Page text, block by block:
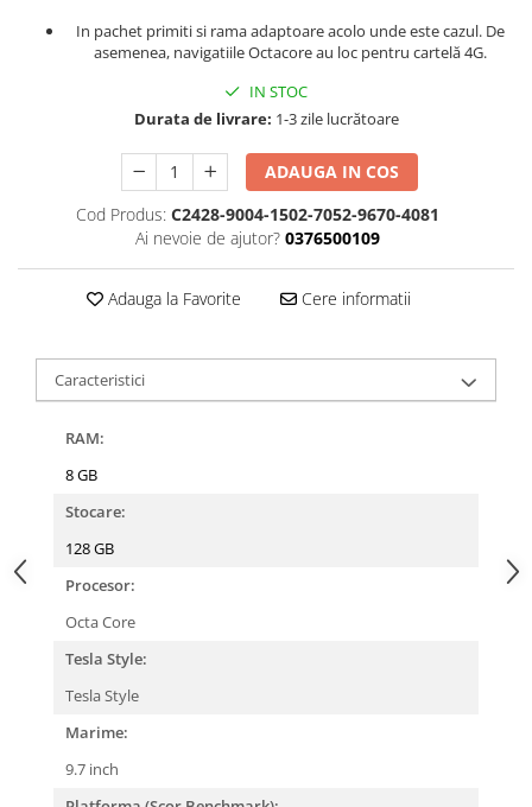
In pachet primiti si rama adaptoare acolo unde este cazul. De
asemenea, navigatiile Octacore au loc pentru cartelă 4G.
IN STOC
Durata de livrare: 1-3 zile lucrătoare
ADAUGA IN COS
Cod Produs: C2428-9004-1502-7052-9670-4081
Ai nevoie de ajutor? 0376500109
Adauga la Favorite Cere informatii
Caracteristici
RAM:
8 GB
Stocare:
128 GB
Procesor:
Octa Core
Tesla Style:
Tesla Style
Marime:
9.7 inch